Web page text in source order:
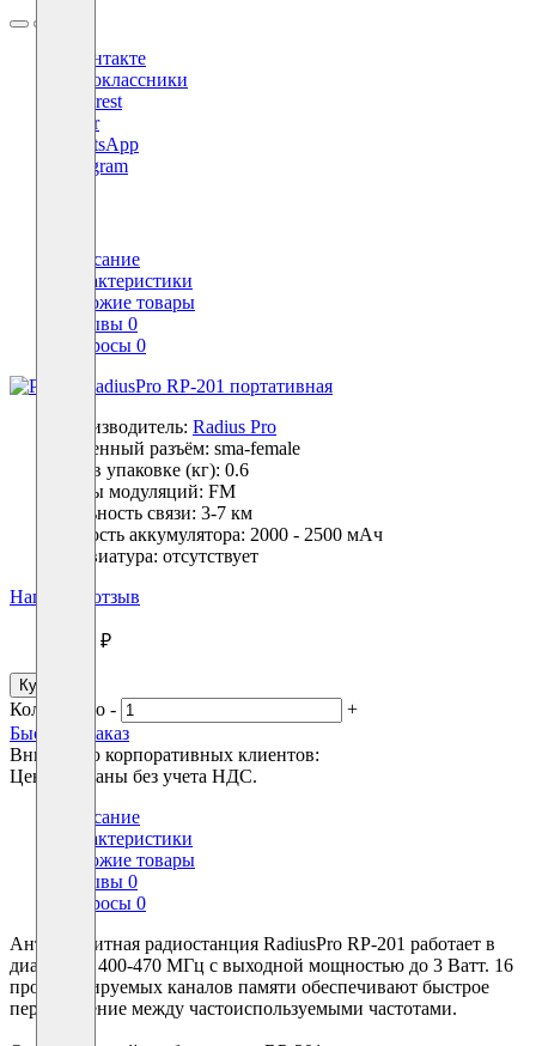
ВКонтакте
Одноклассники
Pinterest
Viber
WhatsApp
Telegram
Описание
Характеристики
Похожие товары
Отзывы 0
Вопросы 0
Производитель: Radius Pro
Антенный разъём: sma-female
Вес в упаковке (кг): 0.6
Виды модуляций: FM
Дальность связи: 3-7 км
Ёмкость аккумулятора: 2000 - 2500 мАч
Клавиатура: отсутствует
Написать отзыв
3840 ₽
Купить
Количество -
+
Быстрый заказ
Вниманию корпоративных клиентов:
Цены указаны без учета НДС.
Описание
Характеристики
Похожие товары
Отзывы 0
Вопросы 0
Антимагнитная радиостанция RadiusPro RP-201 работает в
диапазоне 400-470 МГц с выходной мощностью до 3 Ватт. 16
программируемых каналов памяти обеспечивают быстрое
переключение между частоиспользуемыми частотами.